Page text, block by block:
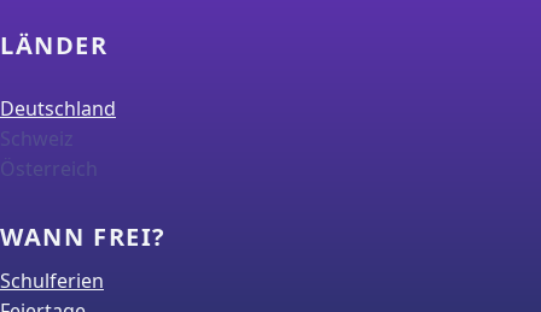
LÄNDER
Deutschland
Schweiz
Österreich
WANN FREI?
Schulferien